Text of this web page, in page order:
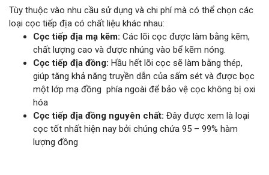
Tùy thuộc vào nhu cầu sử dụng và chi phí mà có thể chọn các
loại cọc tiếp địa có chất liệu khác nhau:
Cọc tiếp địa mạ kẽm: Các lõi cọc được làm bằng kẽm,
chất lượng cao và được nhúng vào bể kẽm nóng.
Cọc tiếp địa đồng: Hầu hết lõi cọc sẽ làm bằng thép,
giúp tăng khả năng truyền dẫn của sấm sét và được bọc
một lớp mạ đồng phía ngoài để bảo vệ cọc không bị oxi
hóa
Cọc tiếp địa đồng nguyên chất: Đây được xem là loại
cọc tốt nhất hiện nay bởi chúng chứa 95 – 99% hàm
lượng đồng